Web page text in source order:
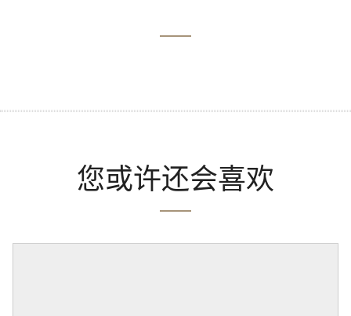
您或许还会喜欢